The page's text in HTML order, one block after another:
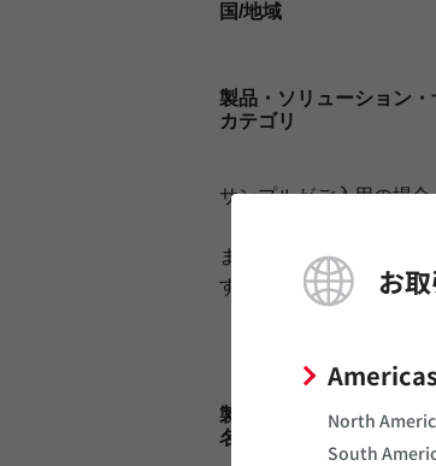
お
North
South
国/地域
製品・ソリューション・
カテゴリ
サンプルがご入用の場
また、
在庫検索
すでに当社とお取引が
製品・ソリューション・
名称